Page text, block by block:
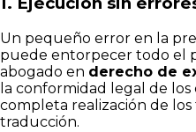
Un pequeño error en la
puede entorpecer todo el
abogado en derecho de
la conformidad legal de
completa realización de
traducción.